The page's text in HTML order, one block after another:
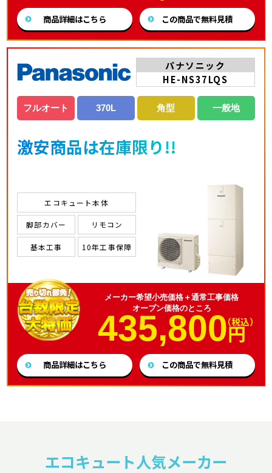
商品詳細はこちら この商品で無料見積
パナソニック
HE-NS37LQS
フルオート 370L 角型 一般地
激安商品は在庫限り!!
エコキュート本体
脚部カバー リモコン
基本工事 10年工事保障
メーカー希望小売価格＋通常工事価格
オープン価格のところ
435,800円
（税込）
商品詳細はこちら この商品で無料見積
エコキュート人気メーカー